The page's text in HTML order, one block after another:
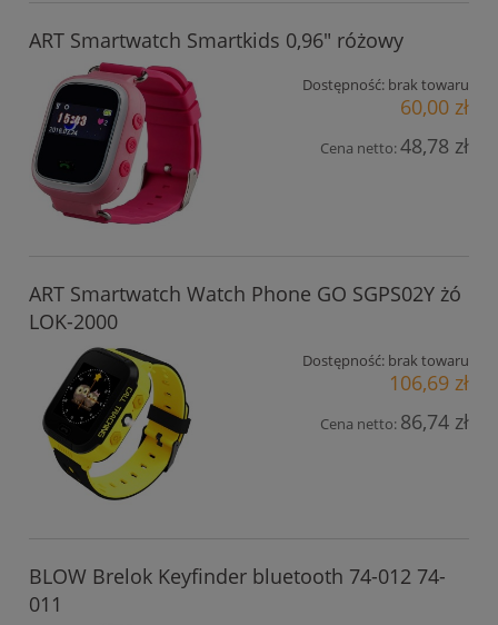
ART Smartwatch Smartkids 0,96" różowy
Dostępność: brak towaru
60,00 zł
Cena netto:48,78 zł
ART Smartwatch Watch Phone GO SGPS02Y żó
LOK-2000
Dostępność: brak towaru
106,69 zł
Cena netto: 86,74 zł
BLOW Brelok Keyfinder bluetooth 74-012 74-
011